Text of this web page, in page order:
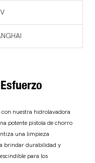
con nuestra hidrolavadora
potente pistola de chorro
una limpieza
brindar durabilidad y
para los